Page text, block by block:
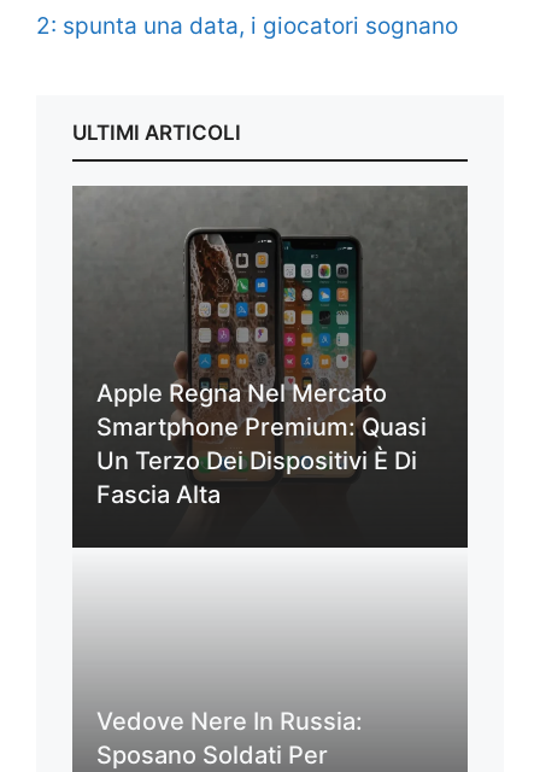
2: spunta una data, i giocatori sognano
ULTIMI ARTICOLI
Apple Regna Nel Mercato
Smartphone Premium: Quasi
Un Terzo Dei Dispositivi È Di
Fascia Alta
Vedove Nere In Russia:
Sposano Soldati Per